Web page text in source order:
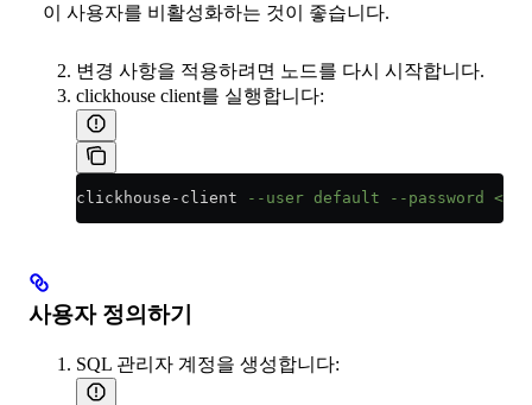
이 사용자를 비활성화하는 것이 좋습니다.
변경 사항을 적용하려면 노드를 다시 시작합니다.
clickhouse client를 실행합니다:
clickhouse - client --user default --password
사용자 정의하기
SQL 관리자 계정을 생성합니다: